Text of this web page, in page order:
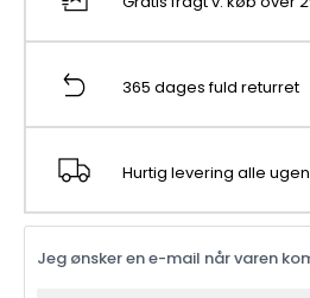
365 dages fuld returret
Hurtig levering alle
Jeg ønsker en e-mail når varen